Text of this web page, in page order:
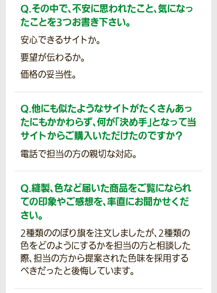
Q.その中で、不安に思われたこと、気になっ
たことを3つお書き下さい。
安心できるサイトか。
要望が伝わるか。
価格の妥当性。
Q.他にも似たようなサイトがたくさんあっ
たにもかかわらず、何が「決め手」となって当
サイトからご購入いただけたのですか？
電話で担当の方の親切な対応。
Q.縫製、色など届いた商品をご覧になられ
ての印象やご感想を、率直にお聞かせくだ
さい。
2種類ののぼり旗を注文しましたが、2種類の
色をどのようにするかを担当の方と相談した
際、担当の方から提案された色味を採用する
べきだったと後悔しています。